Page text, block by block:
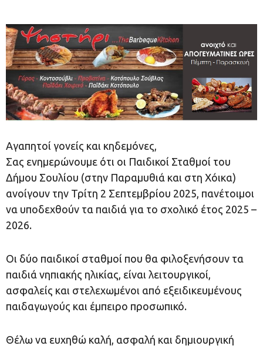
Αγαπητοί γονείς και κηδεμόνες,
Σας ενημερώνουμε ότι οι Παιδικοί Σταθμοί του
Δήμου Σουλίου (στην Παραμυθιά και στη Χόικα)
ανοίγουν την Τρίτη 2 Σεπτεμβρίου 2025, πανέτοιμοι
να υποδεχθούν τα παιδιά για το σχολικό έτος 2025 –
2026.
Οι δύο παιδικοί σταθμοί που θα φιλοξενήσουν τα
παιδιά νηπιακής ηλικίας, είναι λειτουργικοί,
ασφαλείς και στελεχωμένοι από εξειδικευμένους
παιδαγωγούς και έμπειρο προσωπικό.
Θέλω να ευχηθώ καλή, ασφαλή και δημιουργική